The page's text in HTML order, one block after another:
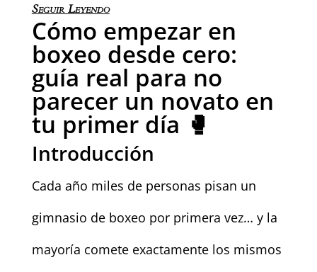
Seguir Leyendo
Cómo empezar en
boxeo desde cero:
guía real para no
parecer un novato en
tu primer día 🥊
Introducción
Cada año miles de personas pisan un
gimnasio de boxeo por primera vez… y la
mayoría comete exactamente los mismos